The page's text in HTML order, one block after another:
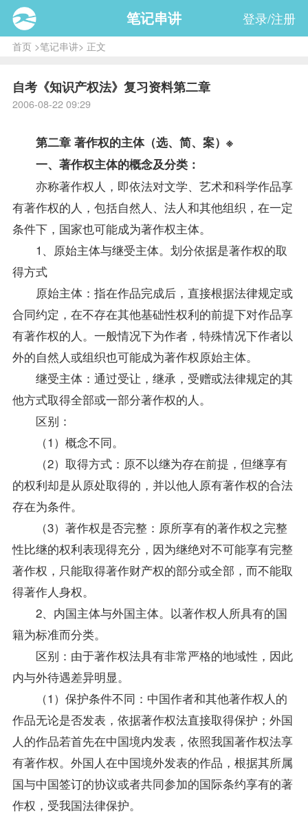
笔记串讲 登录/注册
首页>笔记串讲> 正文
自考《知识产权法》复习资料第二章
2006-08-22 09:29
第二章 著作权的主体（选、简、案）※
一、著作权主体的概念及分类：
亦称著作权人，即依法对文学、艺术和科学作品享
有著作权的人，包括自然人、法人和其他组织，在一定
条件下，国家也可能成为著作权主体。
1、原始主体与继受主体。划分依据是著作权的取
得方式
原始主体：指在作品完成后，直接根据法律规定或
合同约定，在不存在其他基础性权利的前提下对作品享
有著作权的人。一般情况下为作者，特殊情况下作者以
外的自然人或组织也可能成为著作权原始主体。
继受主体：通过受让，继承，受赠或法律规定的其
他方式取得全部或一部分著作权的人。
区别：
（1）概念不同。
（2）取得方式：原不以继为存在前提，但继享有
的权利却是从原处取得的，并以他人原有著作权的合法
存在为条件。
（3）著作权是否完整：原所享有的著作权之完整
性比继的权利表现得充分，因为继绝对不可能享有完整
著作权，只能取得著作财产权的部分或全部，而不能取
得著作人身权。
2、内国主体与外国主体。以著作权人所具有的国
籍为标准而分类。
区别：由于著作权法具有非常严格的地域性，因此
内与外待遇差异明显。
（1）保护条件不同：中国作者和其他著作权人的
作品无论是否发表，依据著作权法直接取得保护；外国
人的作品若首先在中国境内发表，依照我国著作权法享
有著作权。外国人在中国境外发表的作品，根据其所属
国与中国签订的协议或者共同参加的国际条约享有的著
作权，受我国法律保护。